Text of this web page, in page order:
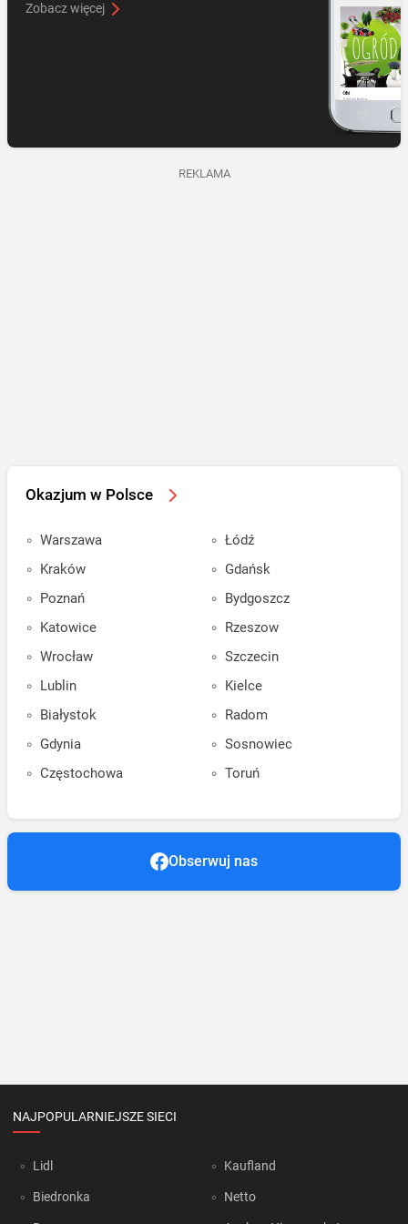
Zobacz więcej
REKLAMA
Okazjum w Polsce
Warszawa
Kraków
Poznań
Katowice
Wrocław
Lublin
Białystok
Gdynia
Częstochowa
Łódź
Gdańsk
Bydgoszcz
Rzeszow
Szczecin
Kielce
Radom
Sosnowiec
Toruń
Obserwuj nas
NAJPOPULARNIEJSZE SIECI
Lidl
Biedronka
Kaufland
Netto